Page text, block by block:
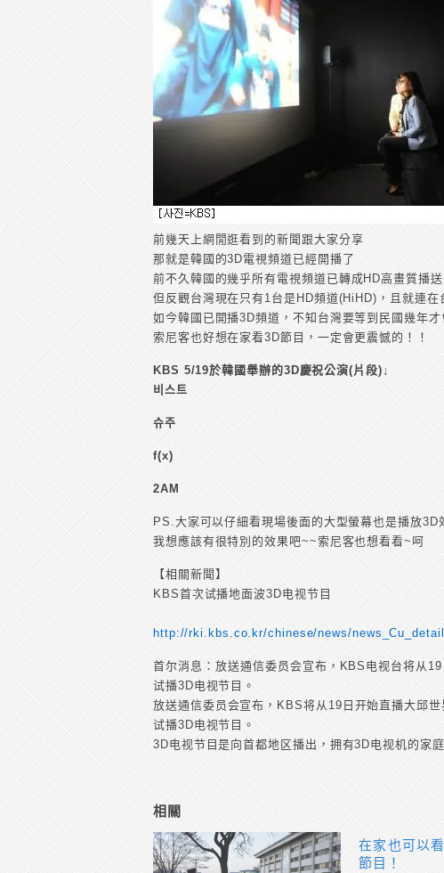
前幾天上網閒逛看到的新聞跟大家分享
那就是韓國的3D電視頻道已經開播了
前不久韓國的幾乎所有電視頻道已轉成HD高畫質播
但反觀台灣現在只有1台是HD頻道(HiHD)，且就連
如今韓國已開播3D頻道，不知台灣要等到民國幾年才
索尼客也好想在家看3D節目，一定會更震憾的！！
KBS 5/19於韓國舉辦的3D慶祝公演(片段)↓
비스트
슈주
f(x)
2AM
PS.大家可以仔細看現場後面的大型螢幕也是播放
我想應該有很特別的效果吧~~索尼客也想看看~呵
【相關新聞】
KBS首次试播地面波3D电视节目
http://rki.kbs.co.kr/chinese/news/
首尔消息：放送通信委员会宣布，KBS电视台将从
试播3D电视节目。
放送通信委员会宣布，KBS将从19日开始直播大邱
试播3D电视节目。
3D电视节目是向首都地区播出，拥有3D电视机的家
相關
在家也可以
節目！